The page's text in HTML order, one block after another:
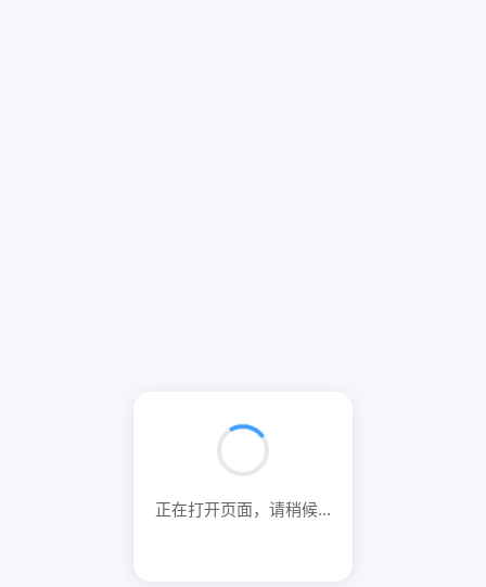
正在打开页面，请稍候...